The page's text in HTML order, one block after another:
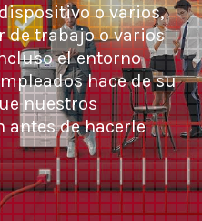
o varios,
de trabajo o varios
el entorno
hace de su
nuestros
antes de hacerle